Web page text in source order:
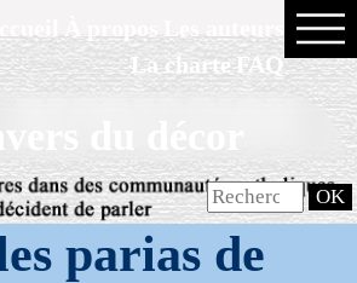
La charte FAQ
du décor
parias de